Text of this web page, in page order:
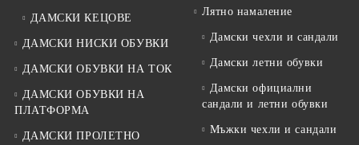
ДАМСКИ КЕЦОВЕ
ДАМСКИ НИСКИ ОБУВКИ
ДАМСКИ ОБУВКИ НА ТОК
ДАМСКИ ОБУВКИ НА
ПЛАТФОРМА
ДАМСКИ ПРОЛЕТНО
Лятно намаление
Дамски чехли и сандали
Дамски летни обувки
Дамски официални
сандали и летни обувки
Мъжки чехли и сандали